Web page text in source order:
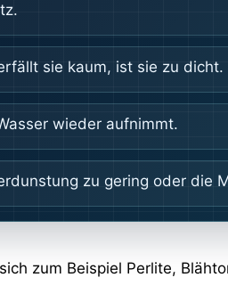
sie kaum, ist sie zu dicht.
wieder aufnimmt.
zu gering oder die
zum Beispiel Perlite,